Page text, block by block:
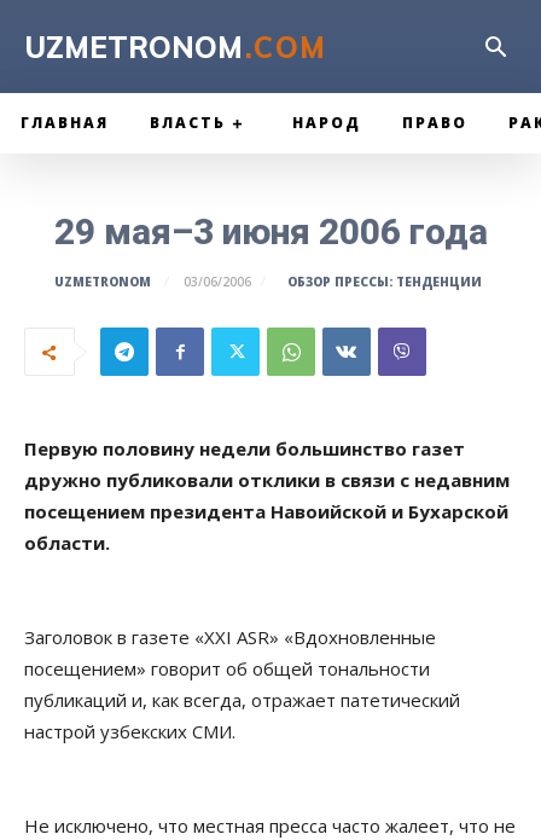
UZMETRONOM.COM
ГЛАВНАЯ ВЛАСТЬ НАРОД ПРАВО
29 мая–3 июня 2006 года
UZMETRONOM 03/06/2006 ОБЗОР ПРЕССЫ: ТЕНДЕНЦИИ
Первую половину недели большинство газет
дружно публиковали отклики в связи с недавним
посещением президента Навоийской и Бухарской
области.
Заголовок в газете «ХХI ASR» «Вдохновленные
посещением» говорит об общей тональности
публикаций и, как всегда, отражает патетический
настрой узбекских СМИ.
Не исключено, что местная пресса часто жалеет, что не